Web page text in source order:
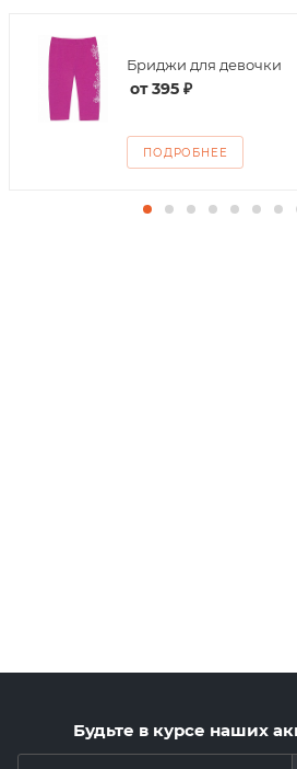
Бриджи для девочки
от395 ₽
ПОДРОБНЕЕ
Будьте в курсе наших